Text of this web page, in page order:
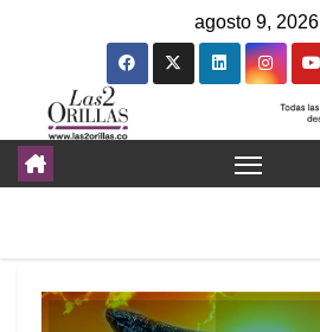
agosto 9, 2026